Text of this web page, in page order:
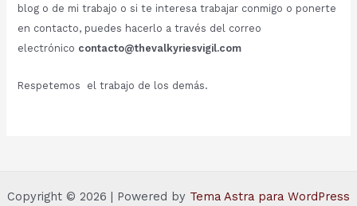
blog o de mi trabajo o si te interesa trabajar conmigo o ponerte
en contacto, puedes hacerlo a través del correo
electrónico contacto@thevalkyriesvigil.com
Respetemos el trabajo de los demás.
Copyright © 2026 | Powered by Tema Astra para WordPress